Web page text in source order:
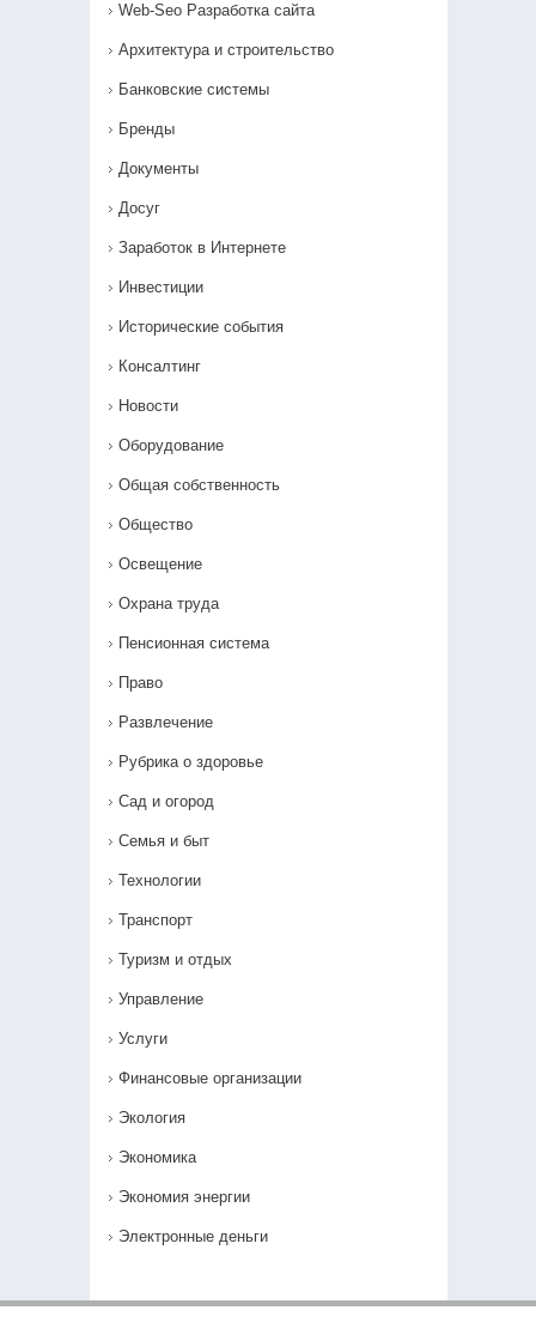
Web-Seo Разработка сайта
Архитектура и строительство
Банковские системы
Бренды
Документы
Досуг
Заработок в Интернете
Инвестиции
Исторические события
Консалтинг
Новости
Оборудование
Общая собственность
Общество
Освещение
Охрана труда
Пенсионная система
Право
Развлечение
Рубрика о здоровье
Сад и огород
Семья и быт
Технологии
Транспорт
Туризм и отдых
Управление
Услуги
Финансовые организации
Экология
Экономика
Экономия энергии
Электронные деньги